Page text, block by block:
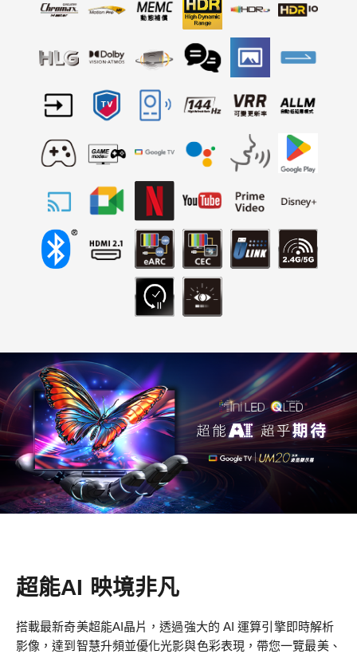
超能AI 映境非凡
搭載最新奇美超能AI晶片，透過強大的 AI 運算引擎即時解析
影像，達到智慧升頻並優化光影與色彩表現，帶您一覽最美、